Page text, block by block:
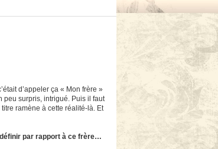
d’appeler ça « Mon frère »
peu surpris, intrigué. Puis il faut
ramène à cette réalité-là. Et
définir par rapport à ce frère…